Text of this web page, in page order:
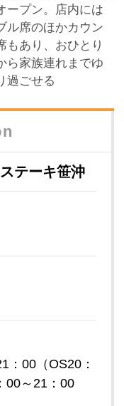
ープン。店内には
ル席のほかカウン
もあり、おひとり
ら家族連れまでゆ
過ごせる
テーキ笹沖
：00（OS20：
00～21：00